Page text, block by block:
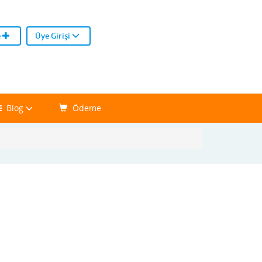
Üye Girişi
Blog Ödeme